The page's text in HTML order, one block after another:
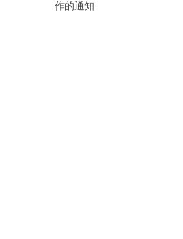
作的通知